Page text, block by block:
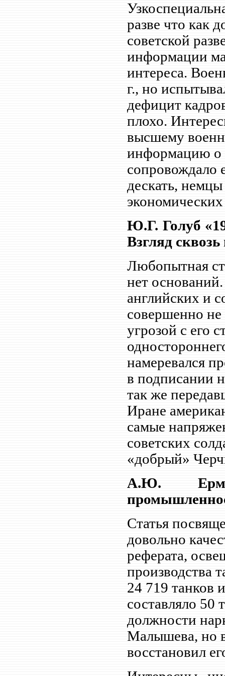
разве что как
советской
информации
интереса.
г., но
дефицит
плохо.
высшему
информацию о
сопровождало
дескать,
Ю.Г. Голуб
Взгляд
Любопытная
нет
английских и
совершенно
угрозой с его
намеревался
в подписании
так же
Иране
самые
советских
«добрый»
А.Ю.
Статья
довольно
реферата,
производства
24 719 танков
составляло 50
должности
Малышева, но
восстановил